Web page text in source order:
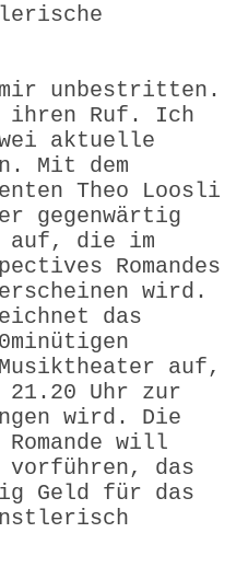
unbestritten.
ihren Ruf. Ich
aktuelle
Mit dem
Theo Loosli
gegenwärtig
auf, die im
Romandes
wird.
das
auf,
21.20 Uhr zur
wird. Die
will
vorführen, das
Geld für das